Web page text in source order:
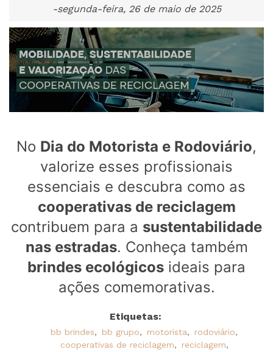
-segunda-feira, 26 de maio de 2025
No Dia do Motorista e Rodoviário,
valorize esses profissionais
essenciais e descubra como as
cooperativas de reciclagem
contribuem para a sustentabilidade
nas estradas. Conheça também
brindes ecológicos ideais para
ações comemorativas.
Etiquetas:
bb brindes, bb grupo, motorista, rodoviário,
cooperativas de reciclagem, reciclagem,